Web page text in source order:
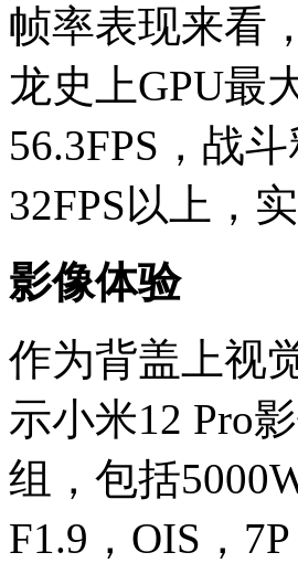
帧率表现来看
龙史上GPU最
56.3FPS，战
32FPS以上，
影像体验
作为背盖上视
示小米12 Pro
组，包括
F1.9，OIS，